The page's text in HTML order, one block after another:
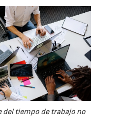
del tiempo de trabajo no